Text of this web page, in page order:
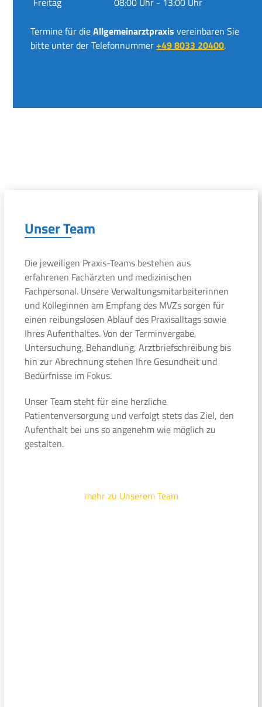
Termine für dieAllgemeinarztpraxis vereinbaren Sie
bitte unter der Telefonnummer+49 8033 20400.
Unser Team
Die jeweiligen Praxis-Teams bestehen aus
erfahrenen Fachärzten und medizinischen
Fachpersonal. Unsere Verwaltungsmitarbeiterinnen
und Kolleginnen am Empfang des MVZs sorgen für
einen reibungslosen Ablauf des Praxisalltags sowie
Ihres Aufenthaltes. Von der Terminvergabe,
Untersuchung, Behandlung, Arztbriefschreibung bis
hin zur Abrechnung stehen Ihre Gesundheit und
Bedürfnisse im Fokus.
Unser Team steht für eine herzliche
Patientenversorgung und verfolgt stets das Ziel, den
Aufenthalt bei uns so angenehm wie möglich zu
gestalten.
mehr zu Unserem Team